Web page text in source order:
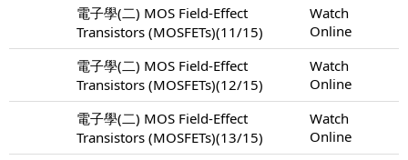
電子學(二) MOS Field-Effect
Transistors (MOSFETs)(11/15)
Watch
Online
電子學(二) MOS Field-Effect
Transistors (MOSFETs)(12/15)
Watch
Online
電子學(二) MOS Field-Effect
Transistors (MOSFETs)(13/15)
Watch
Online